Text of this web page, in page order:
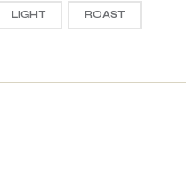
LIGHT ROAST